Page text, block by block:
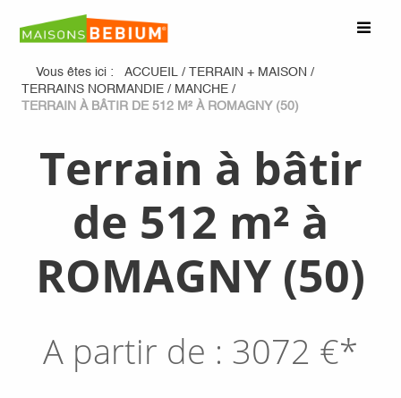
Vous êtes ici : ACCUEIL / TERRAIN + MAISON /
TERRAINS NORMANDIE / MANCHE /
TERRAIN À BÂTIR DE 512 M² À ROMAGNY (50)
Terrain à bâtir
de 512 m² à
ROMAGNY (50)
A partir de : 3072 €*